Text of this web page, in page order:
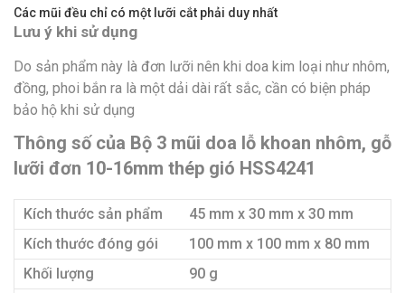
Các mũi đều chỉ có một lưỡi cắt phải duy nhất
Lưu ý khi sử dụng
Do sản phẩm này là đơn lưỡi nên khi doa kim loại như nhôm,
đồng, phoi bắn ra là một dải dài rất sắc, cần có biện pháp
bảo hộ khi sử dụng
Thông số của Bộ 3 mũi doa lỗ khoan nhôm, gỗ
lưỡi đơn 10-16mm thép gió HSS4241
Kích thước sản phẩm
45 mm x 30 mm x 30 mm
Kích thước đóng gói
100 mm x 100 mm x 80 mm
Khối lượng
90 g